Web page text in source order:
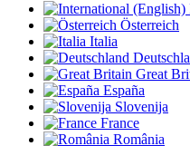
Österreich
Italia
Great
España
Slovenija
France
România